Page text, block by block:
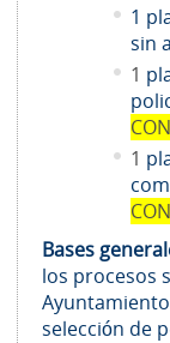
1
sin
1
1
Bases
los procesos
selección de